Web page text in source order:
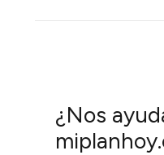
¿Nos